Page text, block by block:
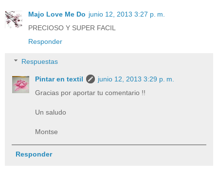
Majo Love Me Do junio 12, 2013 3:27 p. m.
PRECIOSO Y SUPER FACIL
Responder
Respuestas
Pintar en textil
junio 12, 2013 3:29 p. m.
Gracias por aportar tu comentario !!
Un saludo
Montse
Responder